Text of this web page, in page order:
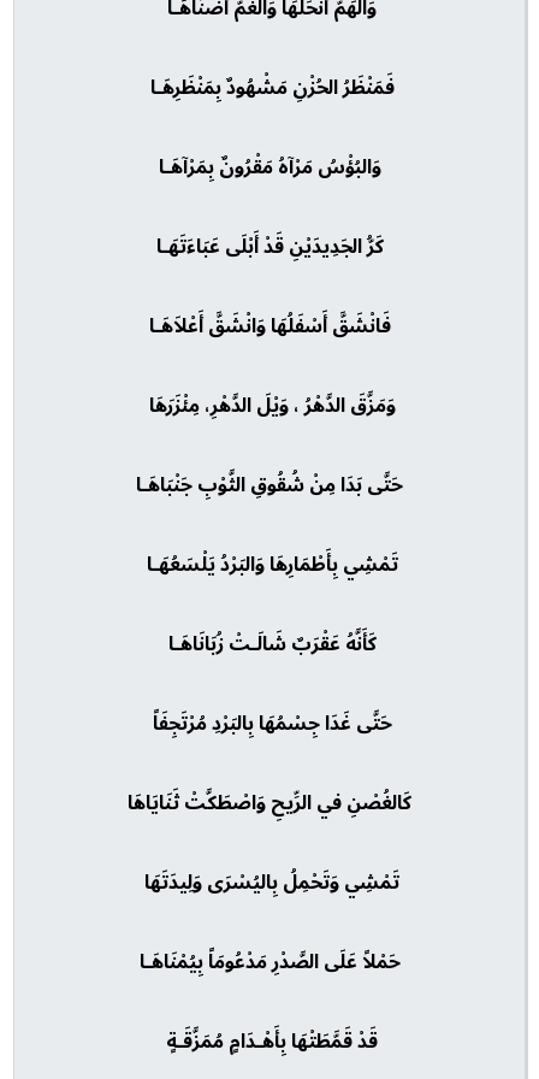
فَمَنْظَرُ الحُزْنِ مَشْهُودٌ بِمَنْظَرِهَـا
وَالبُؤْسُ مَرْآهُ مَقْرُونٌ بِمَرْآهَـا
كَرُّ الجَدِيدَيْنِ قَدْ أَبْلَى عَبَاءَتَهَـا
فَانْشَقَّ أَسْفَلُهَا وَانْشَقَّ أَعْلاَهَـا
وَمَزَّقَ الدَّهْرُ ، وَيْلَ الدَّهْرِ، مِئْزَرَهَا
حَتَّى بَدَا مِنْ شُقُوقِ الثَّوْبِ جَنْبَاهَـا
تَمْشِي بِأَطْمَارِهَا وَالبَرْدُ يَلْسَعُهَـا
كَأَنَّهُ عَقْرَبٌ شَالَـتْ زُبَانَاهَـا
حَتَّى غَدَا جِسْمُهَا بِالبَرْدِ مُرْتَجِفَاً
كَالغُصْنِ في الرِّيحِ وَاصْطَكَّتْ ثَنَايَاهَا
تَمْشِي وَتَحْمِلُ بِاليُسْرَى وَلِيدَتَهَا
حَمْلاً عَلَى الصَّدْرِ مَدْعُومَاً بِيُمْنَاهَـا
قَدْ قَمَّطَتْهَا بِأَهْـدَامٍ مُمَزَّقَـةٍ